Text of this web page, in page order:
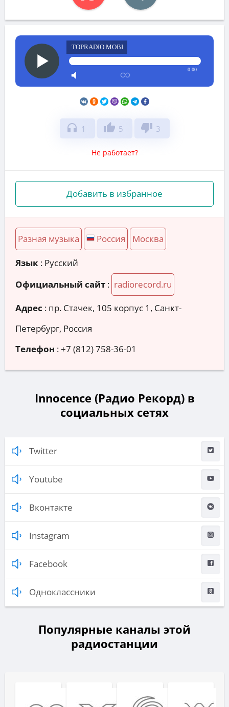
TOPRADIO.MOBI
0:00
headphones 1 thumb_up 5 thumb_down 3
Не работает?
Добавить в избранное
Разная музыка Россия Москва
Язык : Русский
Официальный сайт : radiorecord.ru
Адрес : пр. Стачек, 105 корпус 1, Санкт-
Петербург, Россия
Телефон :+7 (812) 758-36-01
Innocence (Радио Рекорд) в
социальных сетях
Twitter
Youtube
Вконтакте
Instagram
Facebook
Одноклассники
Популярные каналы этой
радиостанции